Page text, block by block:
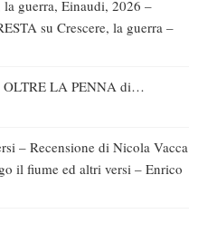
la guerra, Einaudi, 2026 –
su Crescere, la guerra –
OLTRE LA PENNA di…
– Recensione di Nicola Vacca
il fiume ed altri versi – Enrico